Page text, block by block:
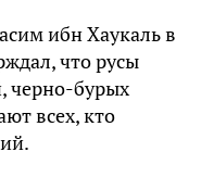
ибн Хаукаль в
что русы
черно-бурых
всех, кто